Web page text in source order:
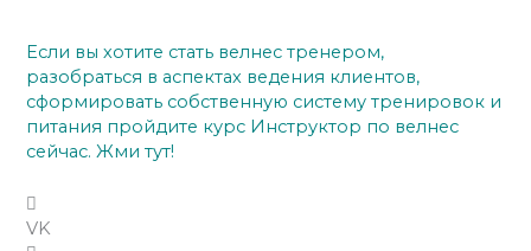
Если вы хотите стать велнес тренером,
разобраться в аспектах ведения клиентов,
сформировать собственную систему тренировок и
питания пройдите курс Инструктор по велнес
сейчас. Жми тут!
VK